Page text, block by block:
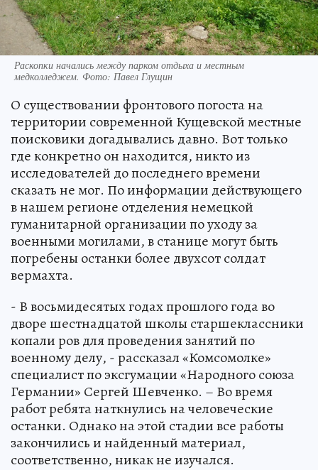
Раскопки начались между парком отдыха и местным
медколледжем. Фото: Павел Глущин
О существовании фронтового погоста на
территории современной Кущевской местные
поисковики догадывались давно. Вот только
где конкретно он находится, никто из
исследователей до последнего времени
сказать не мог. По информации действующего
в нашем регионе отделения немецкой
гуманитарной организации по уходу за
военными могилами, в станице могут быть
погребены останки более двухсот солдат
вермахта.
- В восьмидесятых годах прошлого года во
дворе шестнадцатой школы старшеклассники
копали ров для проведения занятий по
военному делу, - рассказал «Комсомолке»
специалист по эксгумации «Народного союза
Германии» Сергей Шевченко. – Во время
работ ребята наткнулись на человеческие
останки. Однако на этой стадии все работы
закончились и найденный материал,
соответственно, никак не изучался.